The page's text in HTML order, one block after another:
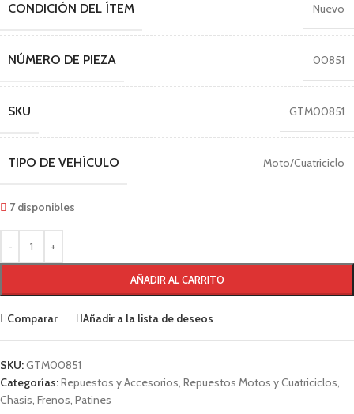
CONDICIÓN DEL ÍTEM Nuevo
NÚMERO DE PIEZA 00851
SKU GTM00851
TIPO DE VEHÍCULO Moto/Cuatriciclo
7 disponibles
AÑADIR AL CARRITO
Comparar Añadir a la lista de deseos
SKU:GTM00851
Categorías:Repuestos y Accesorios, Repuestos Motos y Cuatriciclos,
Chasis, Frenos, Patines